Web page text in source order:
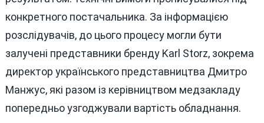
конкретного постачальника. За інформацією
розслідувачів, до цього процесу могли бути
залучені представники бренду Karl Storz, зокрема
директор українського представництва Дмитро
Манжус, які разом із керівництвом медзакладу
попередньо узгоджували вартість обладнання.